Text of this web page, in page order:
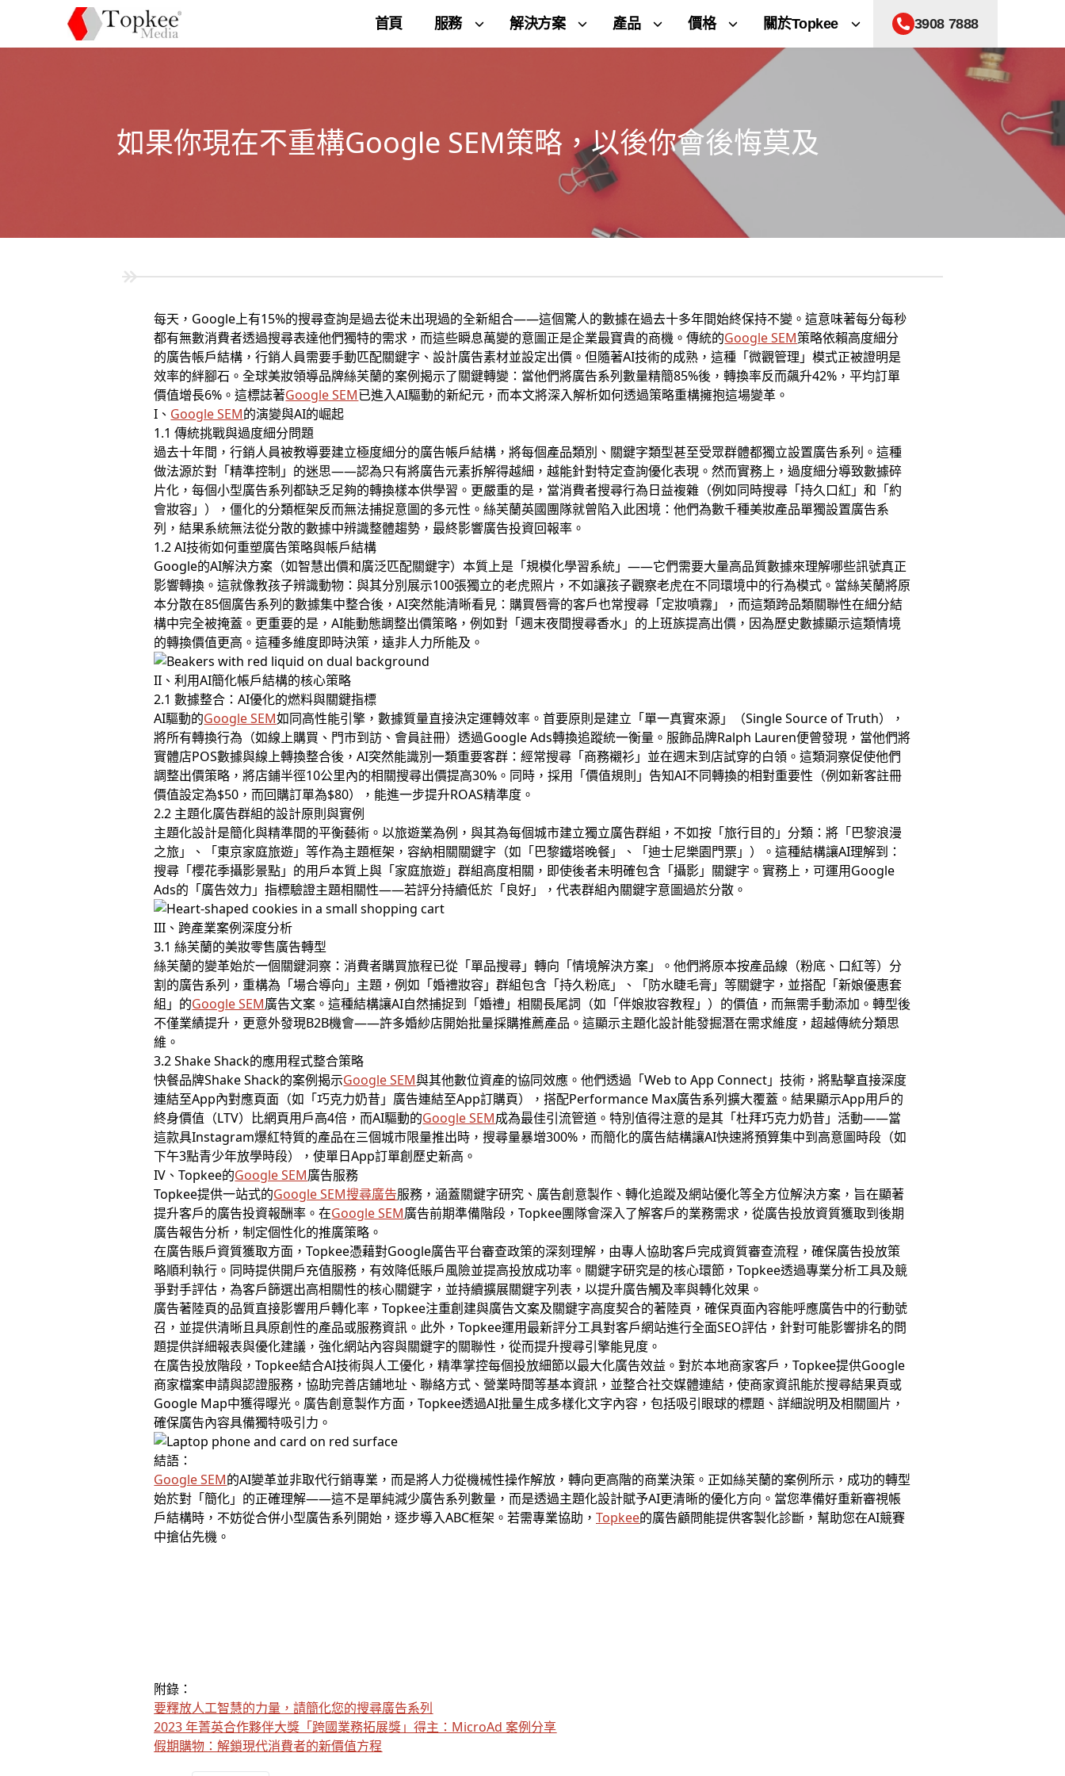
首頁 服務 解決方案 產品 價格 關於Topkee 3908 7888
如果你現在不重構Google SEM策略，以後你會後悔莫及
每天，Google上有15%的搜尋查詢是過去從未出現過的全新組合——這個驚人的數據在過去十多年間始終保持不變。這意味著每分每秒
都有無數消費者透過搜尋表達他們獨特的需求，而這些瞬息萬變的意圖正是企業最寶貴的商機。傳統的Google SEM策略依賴高度細分
的廣告帳戶結構，行銷人員需要手動匹配關鍵字、設計廣告素材並設定出價。但隨著AI技術的成熟，這種「微觀管理」模式正被證明是
效率的絆腳石。全球美妝領導品牌絲芙蘭的案例揭示了關鍵轉變：當他們將廣告系列數量精簡85%後，轉換率反而飆升42%，平均訂單
價值增長6%。這標誌著Google SEM已進入AI驅動的新紀元，而本文將深入解析如何透過策略重構擁抱這場變革。
I、 Google SEM的演變與AI的崛起
1.1 傳統挑戰與過度細分問題
過去十年間，行銷人員被教導要建立極度細分的廣告帳戶結構，將每個產品類別、關鍵字類型甚至受眾群體都獨立設置廣告系列。這種
做法源於對「精準控制」的迷思——認為只有將廣告元素拆解得越細，越能針對特定查詢優化表現。然而實務上，過度細分導致數據碎
片化，每個小型廣告系列都缺乏足夠的轉換樣本供學習。更嚴重的是，當消費者搜尋行為日益複雜（例如同時搜尋「持久口紅」和「約
會妝容」），僵化的分類框架反而無法捕捉意圖的多元性。絲芙蘭英國團隊就曾陷入此困境：他們為數千種美妝產品單獨設置廣告系
列，結果系統無法從分散的數據中辨識整體趨勢，最終影響廣告投資回報率。
1.2 AI技術如何重塑廣告策略與帳戶結構
Google的AI解決方案（如智慧出價和廣泛匹配關鍵字）本質上是「規模化學習系統」——它們需要大量高品質數據來理解哪些訊號真正
影響轉換。這就像教孩子辨識動物：與其分別展示100張獨立的老虎照片，不如讓孩子觀察老虎在不同環境中的行為模式。當絲芙蘭將原
本分散在85個廣告系列的數據集中整合後，AI突然能清晰看見：購買唇膏的客戶也常搜尋「定妝噴霧」，而這類跨品類關聯性在細分結
構中完全被掩蓋。更重要的是，AI能動態調整出價策略，例如對「週末夜間搜尋香水」的上班族提高出價，因為歷史數據顯示這類情境
的轉換價值更高。這種多維度即時決策，遠非人力所能及。
II、利用AI簡化帳戶結構的核心策略
2.1 數據整合：AI優化的燃料與關鍵指標
AI驅動的Google SEM如同高性能引擎，數據質量直接決定運轉效率。首要原則是建立「單一真實來源」（Single Source of Truth），
將所有轉換行為（如線上購買、門市到訪、會員註冊）透過Google Ads轉換追蹤統一衡量。服飾品牌Ralph Lauren便曾發現，當他們將
實體店POS數據與線上轉換整合後，AI突然能識別一類重要客群：經常搜尋「商務襯衫」並在週末到店試穿的白領。這類洞察促使他們
調整出價策略，將店鋪半徑10公里內的相關搜尋出價提高30%。同時，採用「價值規則」告知AI不同轉換的相對重要性（例如新客註冊
價值設定為$50，而回購訂單為$80），能進一步提升ROAS精準度。
2.2 主題化廣告群組的設計原則與實例
主題化設計是簡化與精準間的平衡藝術。以旅遊業為例，與其為每個城市建立獨立廣告群組，不如按「旅行目的」分類：將「巴黎浪漫
之旅」、「東京家庭旅遊」等作為主題框架，容納相關關鍵字（如「巴黎鐵塔晚餐」、「迪士尼樂園門票」）。這種結構讓AI理解到：
搜尋「櫻花季攝影景點」的用戶本質上與「家庭旅遊」群組高度相關，即使後者未明確包含「攝影」關鍵字。實務上，可運用Google
Ads的「廣告效力」指標驗證主題相關性——若評分持續低於「良好」，代表群組內關鍵字意圖過於分散。
III、跨產業案例深度分析
3.1 絲芙蘭的美妝零售廣告轉型
絲芙蘭的變革始於一個關鍵洞察：消費者購買旅程已從「單品搜尋」轉向「情境解決方案」。他們將原本按產品線（粉底、口紅等）分
割的廣告系列，重構為「場合導向」主題，例如「婚禮妝容」群組包含「持久粉底」、「防水睫毛膏」等關鍵字，並搭配「新娘優惠套
組」的Google SEM廣告文案。這種結構讓AI自然捕捉到「婚禮」相關長尾詞（如「伴娘妝容教程」）的價值，而無需手動添加。轉型後
不僅業績提升，更意外發現B2B機會——許多婚紗店開始批量採購推薦產品。這顯示主題化設計能發掘潛在需求維度，超越傳統分類思
維。
3.2 Shake Shack的應用程式整合策略
快餐品牌Shake Shack的案例揭示Google SEM與其他數位資產的協同效應。他們透過「Web to App Connect」技術，將點擊直接深度
連結至App內對應頁面（如「巧克力奶昔」廣告連結至App訂購頁），搭配Performance Max廣告系列擴大覆蓋。結果顯示App用戶的
終身價值（LTV）比網頁用戶高4倍，而AI驅動的Google SEM成為最佳引流管道。特別值得注意的是其「杜拜巧克力奶昔」活動——當
這款具Instagram爆紅特質的產品在三個城市限量推出時，搜尋量暴增300%，而簡化的廣告結構讓AI快速將預算集中到高意圖時段（如
下午3點青少年放學時段），使單日App訂單創歷史新高。
IV、Topkee的Google SEM廣告服務
Topkee提供一站式的Google SEM搜尋廣告服務，涵蓋關鍵字研究、廣告創意製作、轉化追蹤及網站優化等全方位解決方案，旨在顯著
提升客戶的廣告投資報酬率。在Google SEM廣告前期準備階段，Topkee團隊會深入了解客戶的業務需求，從廣告投放資質獲取到後期
廣告報告分析，制定個性化的推廣策略。
在廣告賬戶資質獲取方面，Topkee憑藉對Google廣告平台審查政策的深刻理解，由專人協助客戶完成資質審查流程，確保廣告投放策
略順利執行。同時提供開戶充值服務，有效降低賬戶風險並提高投放成功率。關鍵字研究是的核心環節，Topkee透過專業分析工具及競
爭對手評估，為客戶篩選出高相關性的核心關鍵字，並持續擴展關鍵字列表，以提升廣告觸及率與轉化效果。
廣告著陸頁的品質直接影響用戶轉化率，Topkee注重創建與廣告文案及關鍵字高度契合的著陸頁，確保頁面內容能呼應廣告中的行動號
召，並提供清晰且具原創性的產品或服務資訊。此外，Topkee運用最新評分工具對客戶網站進行全面SEO評估，針對可能影響排名的問
題提供詳細報表與優化建議，強化網站內容與關鍵字的關聯性，從而提升搜尋引擎能見度。
在廣告投放階段，Topkee結合AI技術與人工優化，精準掌控每個投放細節以最大化廣告效益。對於本地商家客戶，Topkee提供Google
商家檔案申請與認證服務，協助完善店鋪地址、聯絡方式、營業時間等基本資訊，並整合社交媒體連結，使商家資訊能於搜尋結果頁或
Google Map中獲得曝光。廣告創意製作方面，Topkee透過AI批量生成多樣化文字內容，包括吸引眼球的標題、詳細說明及相關圖片，
確保廣告內容具備獨特吸引力。
結語：
Google SEM的AI變革並非取代行銷專業，而是將人力從機械性操作解放，轉向更高階的商業決策。正如絲芙蘭的案例所示，成功的轉型
始於對「簡化」的正確理解——這不是單純減少廣告系列數量，而是透過主題化設計賦予AI更清晰的優化方向。當您準備好重新審視帳
戶結構時，不妨從合併小型廣告系列開始，逐步導入ABC框架。若需專業協助，Topkee的廣告顧問能提供客製化診斷，幫助您在AI競賽
中搶佔先機。
附錄：
要釋放人工智慧的力量，請簡化您的搜尋廣告系列
202​3 ​年​菁英​合作​夥伴​大獎​「跨國​業務​拓​展獎」​得主：​MicroAd ​案​例​分享
假期購物：解鎖現代消費者的新價值方程